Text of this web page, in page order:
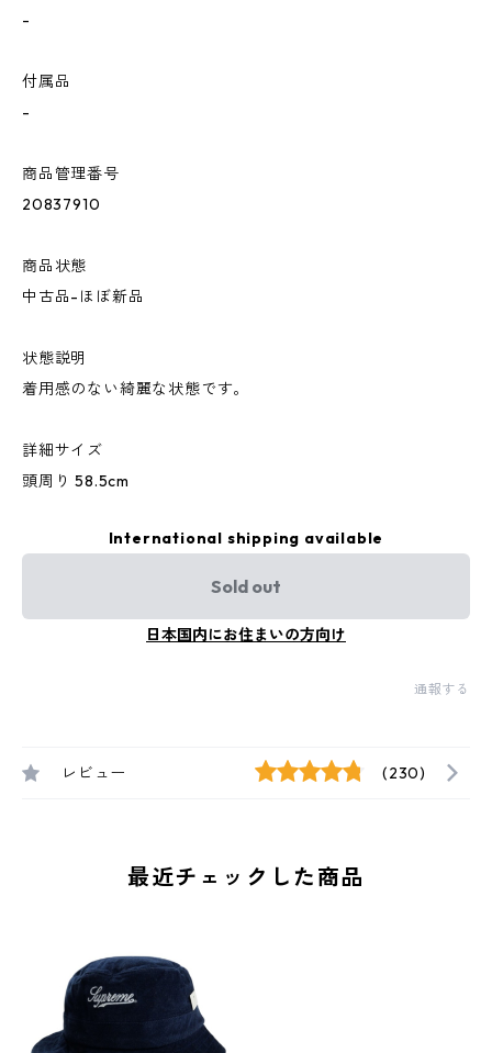
-
付属品
-
商品管理番号
20837910
商品状態
中古品-ほぼ新品
状態説明
着用感のない綺麗な状態です。
詳細サイズ
頭周り 58.5cm
International shipping available
Sold out
日本国内にお住まいの方向け
通報する
レビュー (230)
最近チェックした商品